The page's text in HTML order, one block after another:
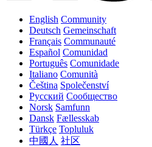
English Community
Deutsch Gemeinschaft
Français Communauté
Español Comunidad
Português Comunidade
Italiano Comunità
Čeština Společenství
Русский Сообщество
Norsk Samfunn
Dansk Fællesskab
Türkçe Topluluk
中國人 社区